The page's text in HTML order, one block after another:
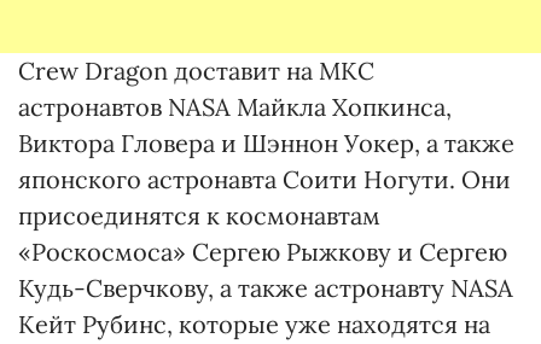
Crew Dragon доставит на МКС
астронавтов NASA Майкла Хопкинса,
Виктора Гловера и Шэннон Уокер, а также
японского астронавта Соити Ногути. Они
присоединятся к космонавтам
«Роскосмоса» Сергею Рыжкову и Сергею
Кудь-Сверчкову, а также астронавту NASA
Кейт Рубинс, которые уже находятся на